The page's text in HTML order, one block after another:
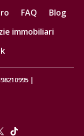
FAQ
Blog
immobiliari
|